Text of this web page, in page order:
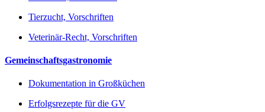
Tierzucht, Vorschriften
Veterinär-Recht, Vorschriften
Gemeinschaftsgastronomie
Dokumentation in Großküchen
Erfolgsrezepte für die GV